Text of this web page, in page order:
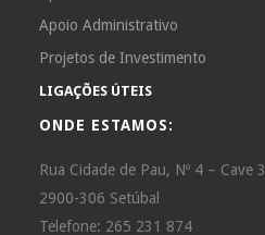
Apoio Administrativo
Projetos de Investimento
LIGAÇÕES ÚTEIS
ONDE ESTAMOS:
Rua Cidade de Pau, Nº 4 – Cave 3
2900-306 Setúbal
Telefone: 265 231 874